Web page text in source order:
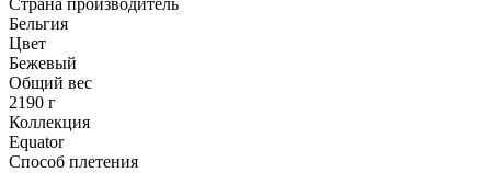
Страна производитель
Бельгия
Цвет
Бежевый
Общий вес
2190 г
Коллекция
Equator
Способ плетения